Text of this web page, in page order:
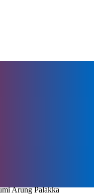
Arung Palakka